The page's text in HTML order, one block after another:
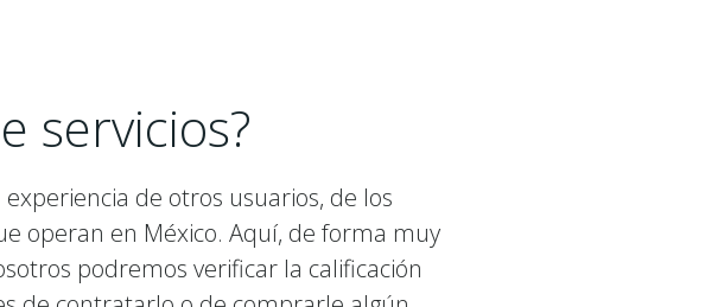
servicios?
de otros usuarios, de los
operan en México. Aquí, de forma muy
podremos verificar la calificación